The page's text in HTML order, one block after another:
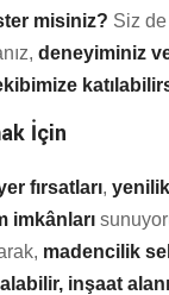
misiniz? Siz
deneyiminiz
İçin
fırsatları,
imkânları
madencilik
inşaat